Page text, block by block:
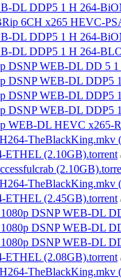
DL DDP5 1 H 264-
6CH x265 HEVC-
DL DDP5 1 H 264-
DL DDP5 1 H 264-
DSNP WEB-DL DD 5
DSNP WEB-DL
DSNP WEB-DL DDP5
DSNP WEB-DL DDP5
WEB-DL HEVC x265-
TheBlackKing.mkv
ETHEL (2.10GB).torrent
TheBlackKing.mkv
ETHEL (2.45GB).torrent
DSNP WEB-DL
DSNP WEB-DL
DSNP WEB-DL
ETHEL (2.08GB).torrent
TheBlackKing.mkv